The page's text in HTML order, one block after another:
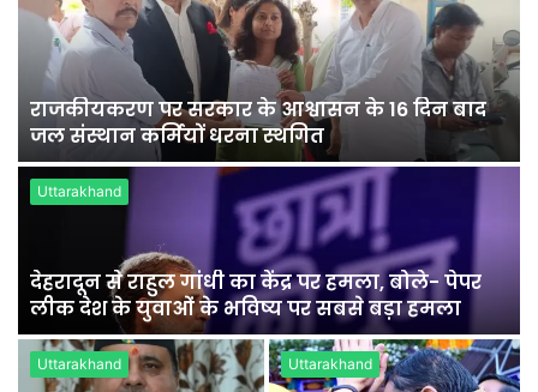
राजकीयकरण पर सरकार के आश्वासन के 16 दिन बाद
जल संस्थान कर्मियों धरना स्थगित
Uttarakhand
देहरादून से राहुल गांधी का केंद्र पर हमला, बोले- पेपर
लीक देश के युवाओं के भविष्य पर सबसे बड़ा हमला
Uttarakhand Uttarakhand